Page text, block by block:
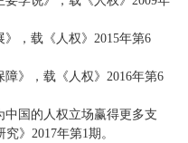
，载《人权》2015年第6
》，载《人权》2016年第6
国的人权立场赢得更多支
》2017年第1期。